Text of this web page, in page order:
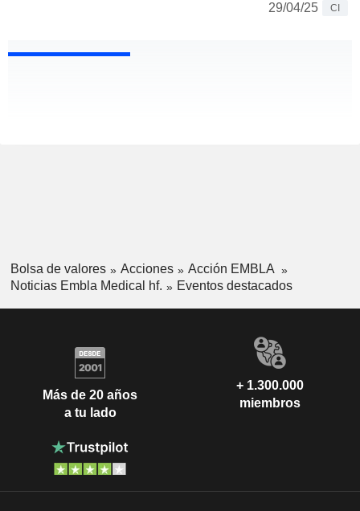
29/04/25
CI
Bolsa de valores Acciones
Acción EMBLA
Noticias Embla Medical hf.
Eventos destacados
Más de 20 años
a tu lado
+ 1.300.000
miembros